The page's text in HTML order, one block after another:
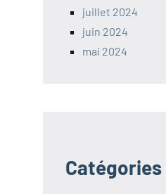
juillet 2024
juin 2024
mai 2024
Catégories